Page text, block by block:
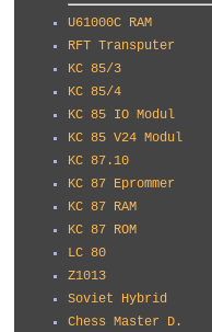
U61000C RAM
RFT Transputer
KC 85/3
KC 85/4
KC 85 IO Modul
KC 85 V24 Modul
KC 87.10
KC 87 Eprommer
KC 87 RAM
KC 87 ROM
LC 80
Z1013
Soviet Hybrid
Chess Master D.